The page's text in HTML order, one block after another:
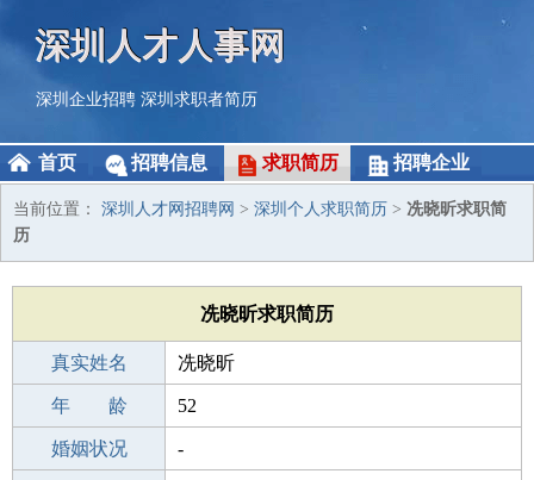
深圳人才人事网
深圳企业招聘 深圳求职者简历
首页 招聘信息 求职简历 招聘企业
当前位置： 深圳人才网招聘网 > 深圳个人求职简历 > 冼晓昕求职简
历
冼晓昕求职简历
真实姓名 冼晓昕
性 别 女
年 龄 52
出生年月 1974-08-10
婚姻状况 -